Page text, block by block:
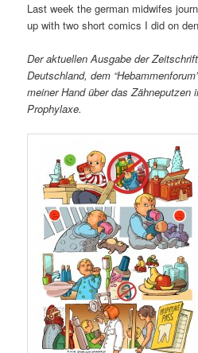
Last week the german midwifes
up with two short comics I did on
Der aktuellen Ausgabe der
Deutschland, dem
meiner Hand über das Zähneputzen
Prophylaxe.